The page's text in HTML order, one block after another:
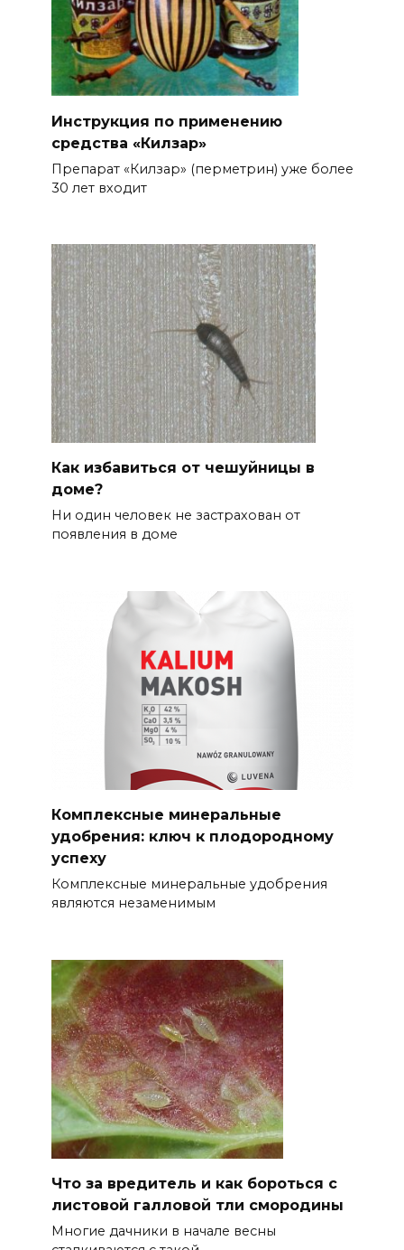
Инструкция по применению
средства «Килзар»
Препарат «Килзар» (перметрин) уже более
30 лет входит
Как избавиться от чешуйницы в
доме?
Ни один человек не застрахован от
появления в доме
Комплексные минеральные
удобрения: ключ к плодородному
успеху
Комплексные минеральные удобрения
являются незаменимым
Что за вредитель и как бороться с
листовой галловой тли смородины
Многие дачники в начале весны